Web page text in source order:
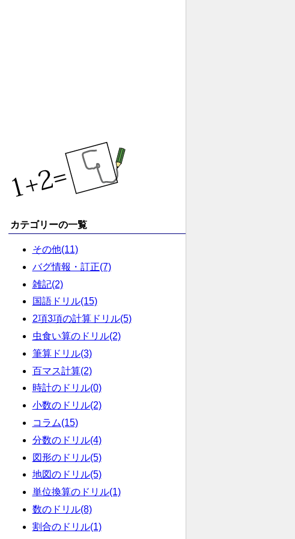
カテゴリーの一覧
その他(11)
バグ情報・訂正(7)
雑記(2)
国語ドリル(15)
2項3項の計算ドリル(5)
虫食い算のドリル(2)
筆算ドリル(3)
百マス計算(2)
時計のドリル(0)
小数のドリル(2)
コラム(15)
分数のドリル(4)
図形のドリル(5)
地図のドリル(5)
単位換算のドリル(1)
数のドリル(8)
割合のドリル(1)